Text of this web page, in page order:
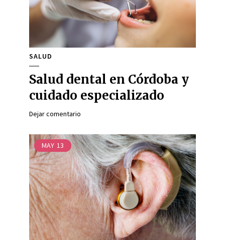
SALUD
Salud dental en Córdoba y
cuidado especializado
Dejar comentario
MAY 13